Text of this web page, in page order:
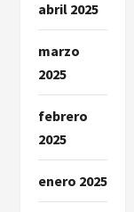
abril 2025
marzo
2025
febrero
2025
enero 2025